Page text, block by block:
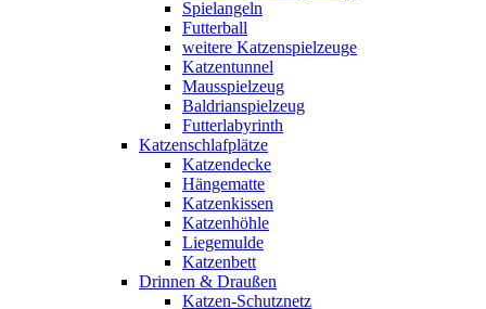
Spielangeln
Futterball
weitere Katzenspielzeuge
Katzentunnel
Mausspielzeug
Baldrianspielzeug
Futterlabyrinth
Katzenschlafplätze
Katzendecke
Hängematte
Katzenkissen
Katzenhöhle
Liegemulde
Katzenbett
Drinnen & Draußen
Katzen-Schutznetz